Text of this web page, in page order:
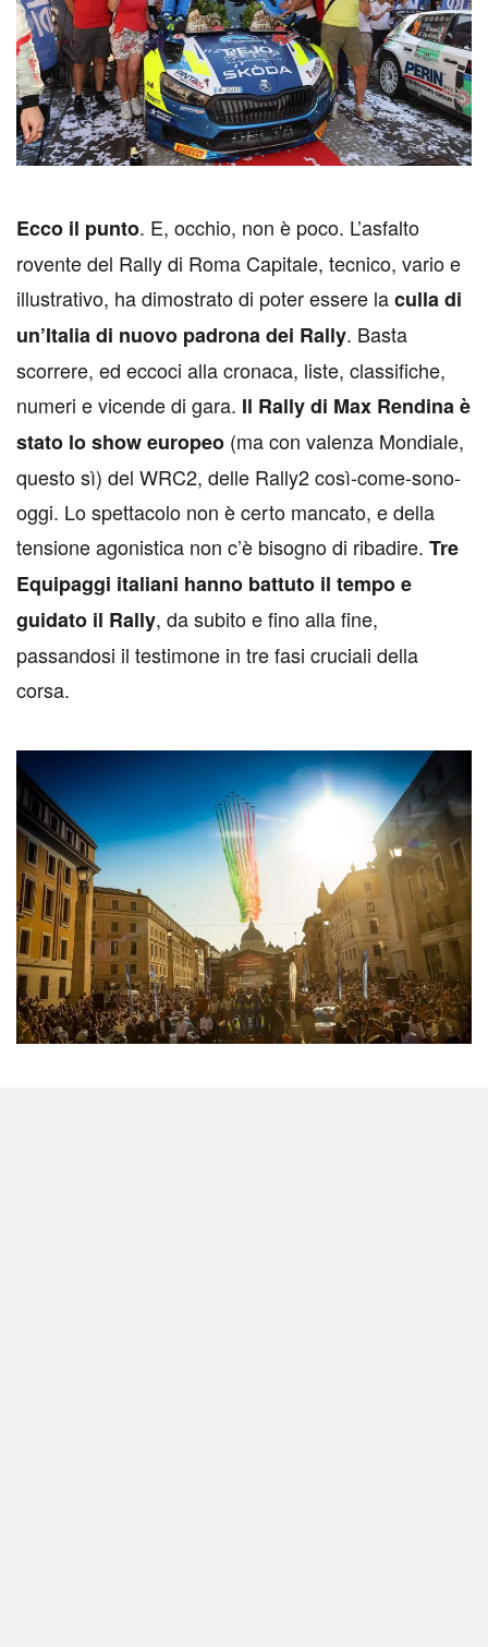
Ecco il punto. E, occhio, non è poco. L’asfalto
rovente del Rally di Roma Capitale, tecnico, vario e
illustrativo, ha dimostrato di poter essere laculla di
un’Italia di nuovo padrona dei Rally. Basta
scorrere, ed eccoci alla cronaca, liste, classifiche,
numeri e vicende di gara. Il Rally di Max Rendina è
stato lo show europeo (ma con valenza Mondiale,
questo sì) del WRC2, delle Rally2 così-come-sono-
oggi. Lo spettacolo non è certo mancato, e della
tensione agonistica non c’è bisogno di ribadire. Tre
Equipaggi italiani hanno battuto il tempo e
guidato il Rally, da subito e fino alla fine,
passandosi il testimone in tre fasi cruciali della
corsa.